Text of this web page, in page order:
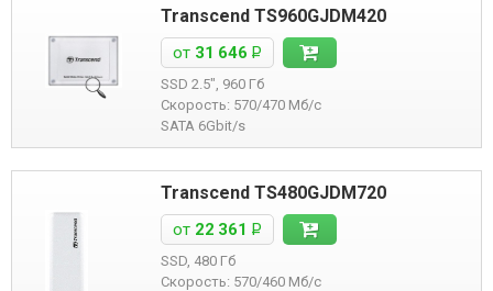
Transcend TS960GJDM420
от 31 646 Р
SSD 2.5", 960 Гб
Скорость: 570/470 Мб/с
SATA 6Gbit/s
Transcend TS480GJDM720
от 22 361 Р
SSD, 480 Гб
Скорость: 570/460 Мб/с